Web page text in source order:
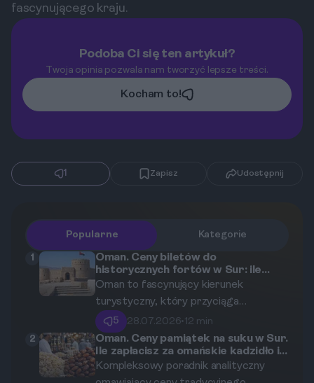
fascynującego kraju.
Podoba Ci się ten artykuł?
Twoja opinia pozwala nam tworzyć lepsze treści.
Kocham to!
1 Zapisz Udostępnij
Popularne Kategorie
1
Oman. Ceny biletów do
historycznych fortów w Sur: ile
zapłacisz za wejście do twierdzy
Sunaysilah (od 0,5 do 2 OMR / ok. 5-
20 PLN)?
Oman to fascynujący kierunek
turystyczny, który przyciąga
miłośników historii i unikalnej
architektury obronnej. W artykule
szczegółowo analizujemy koszty
związane z odwiedzinami w Sur, ze
5 28.07.2026•12 min
2
Oman. Ceny pamiątek na suku w Sur.
Ile zapłacisz za omańskie kadzidło i
świeże daktyle (od 2 do 15 OMR)?
Kompleksowy poradnik analityczny